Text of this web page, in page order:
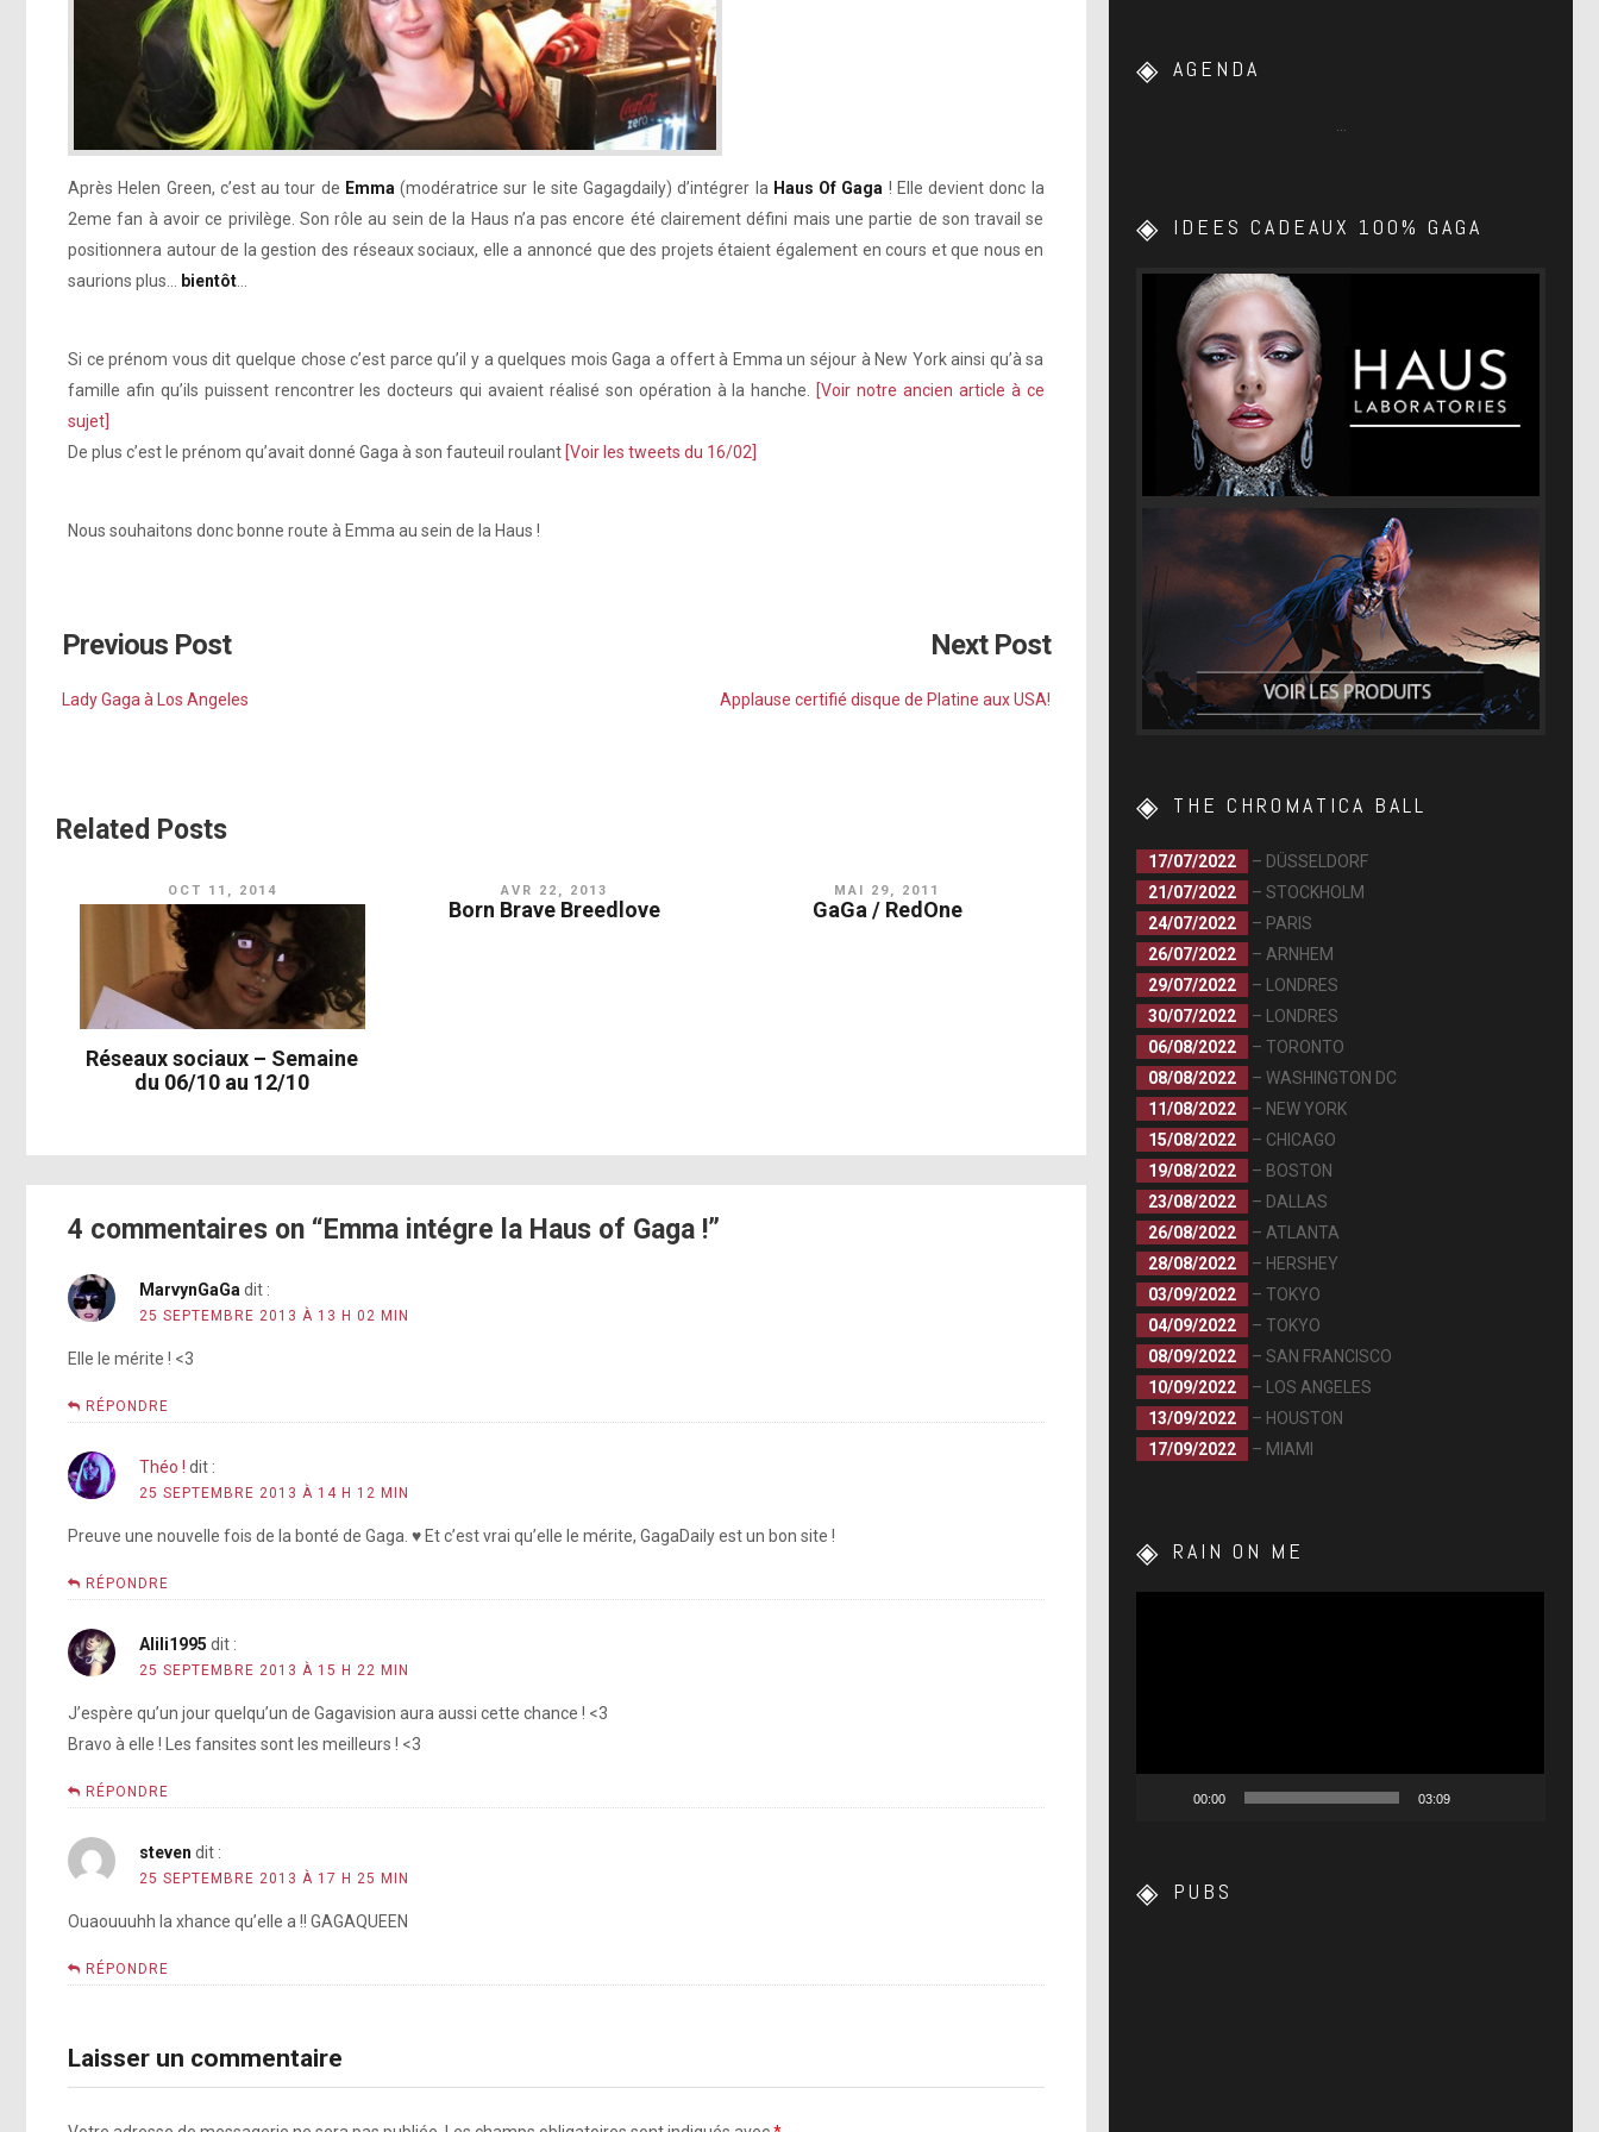
Après Helen Green, c’est au tour de Emma (modératrice sur le site Gagagdaily) d’intégrer la Haus Of Gaga ! Elle devient donc la
2eme fan à avoir ce privilège. Son rôle au sein de la Haus n’a pas encore été clairement défini mais une partie de son travail se
positionnera autour de la gestion des réseaux sociaux, elle a annoncé que des projets étaient également en cours et que nous en
saurions plus…
bientôt
Si ce prénom vous dit quelque chose c’est parce qu’il y a quelques mois Gaga a offert à Emma un séjour à New York ainsi qu’à sa
famille afin qu’ils puissent rencontrer les docteurs qui avaient réalisé son opération à la hanche.
[Voir notre ancien article à ce
sujet]
De plus c’est le prénom qu’avait donné Gaga à son fauteuil roulant [Voir les tweets du 16/02]
Nous souhaitons donc bonne route à Emma au sein de la Haus !
Previous Post
Lady Gaga à Los Angeles
Next Post
Applause certifié disque de Platine aux USA!
Related Posts
OCT 11, 2014
Réseaux sociaux – Semaine
du 06/10 au 12/10
AVR 22, 2013
Born Brave Breedlove
MAI 29, 2011
GaGa / RedOne
4 commentaires on “Emma intégre la Haus of Gaga !”
MarvynGaGadit :
25 SEPTEMBRE 2013 À 13 H 02 MIN
Elle le mérite ! <3
RÉPONDRE
Théo ! dit :
25 SEPTEMBRE 2013 À 14 H 12 MIN
Preuve une nouvelle fois de la bonté de Gaga. ♥ Et c’est vrai qu’elle le mérite, GagaDaily est un bon site !
RÉPONDRE
Alili1995 dit :
25 SEPTEMBRE 2013 À 15 H 22 MIN
J’espère qu’un jour quelqu’un de Gagavision aura aussi cette chance ! <3
Bravo à elle ! Les fansites sont les meilleurs ! <3
RÉPONDRE
steven dit :
25 SEPTEMBRE 2013 À 17 H 25 MIN
Ouaouuuhh la xhance qu’elle a !! GAGAQUEEN
RÉPONDRE
Laisser un commentaire
AGENDA
IDEES CADEAUX 100% GAGA
THE CHROMATICA BALL
17/07/2022
– DÜSSELDORF
21/07/2022
– STOCKHOLM
24/07/2022
– PARIS
26/07/2022
– ARNHEM
29/07/2022
– LONDRES
30/07/2022
– LONDRES
06/08/2022
– TORONTO
08/08/2022
– WASHINGTON DC
11/08/2022
– NEW YORK
15/08/2022
– CHICAGO
19/08/2022
– BOSTON
23/08/2022
– DALLAS
26/08/2022
– ATLANTA
28/08/2022
– HERSHEY
03/09/2022
– TOKYO
04/09/2022
– TOKYO
08/09/2022
– SAN FRANCISCO
10/09/2022
– LOS ANGELES
13/09/2022
– HOUSTON
17/09/2022
– MIAMI
RAIN ON ME
00:00 03:09
PUBS